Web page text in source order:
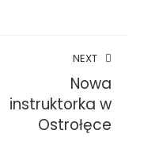
NEXT
Nowa
instruktorka w
Ostrołęce